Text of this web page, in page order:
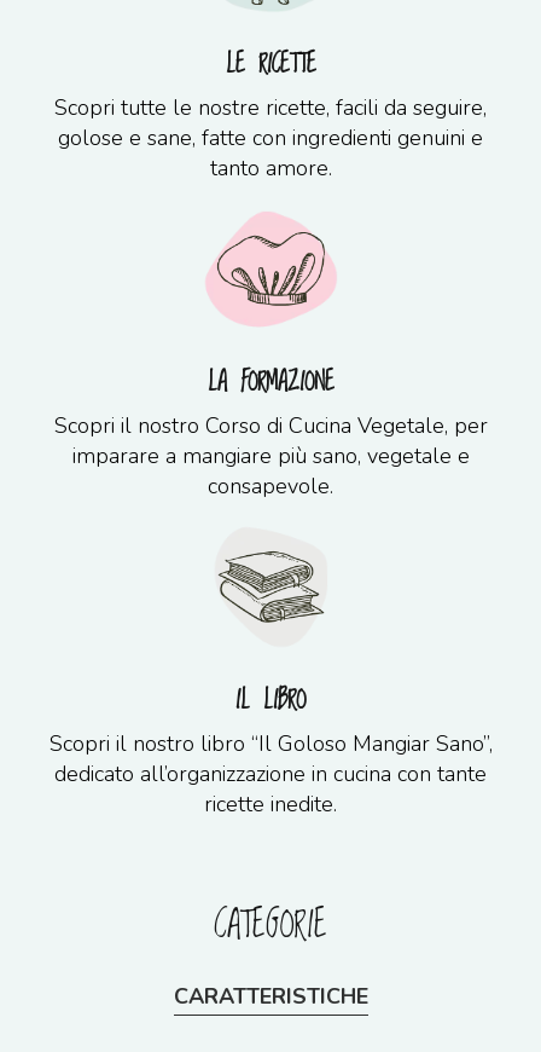
LE RICETTE
Scopri tutte le nostre ricette, facili da seguire,
golose e sane, fatte con ingredienti genuini e
tanto amore.
LA FORMAZIONE
Scopri il nostro Corso di Cucina Vegetale, per
imparare a mangiare più sano, vegetale e
consapevole.
IL LIBRO
Scopri il nostro libro “Il Goloso Mangiar Sano”,
dedicato all’organizzazione in cucina con tante
ricette inedite.
CATEGORIE
CARATTERISTICHE